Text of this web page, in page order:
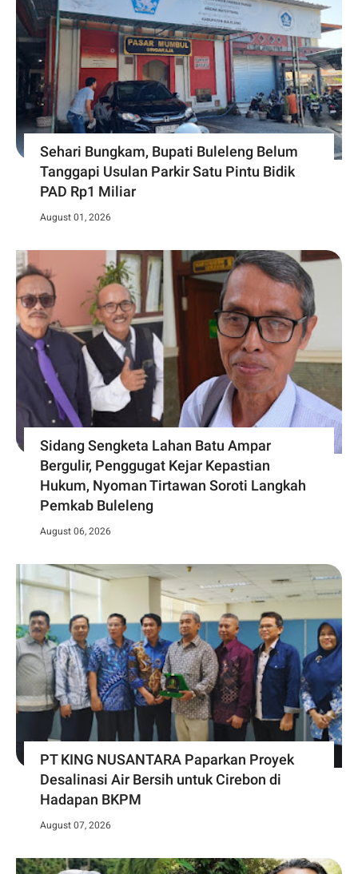
Sehari Bungkam, Bupati Buleleng Belum
Tanggapi Usulan Parkir Satu Pintu Bidik
PAD Rp1 Miliar
August 01, 2026
Sidang Sengketa Lahan Batu Ampar
Bergulir, Penggugat Kejar Kepastian
Hukum, Nyoman Tirtawan Soroti Langkah
Pemkab Buleleng
August 06, 2026
PT KING NUSANTARA Paparkan Proyek
Desalinasi Air Bersih untuk Cirebon di
Hadapan BKPM
August 07, 2026